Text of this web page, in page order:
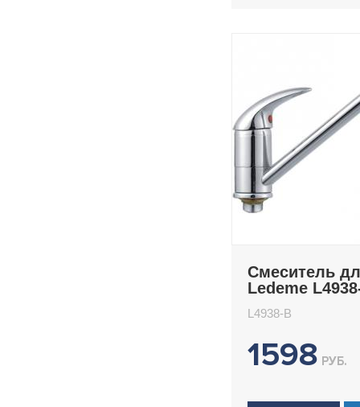
Смеситель
Ledeme
L4938-B
1598 РУБ.